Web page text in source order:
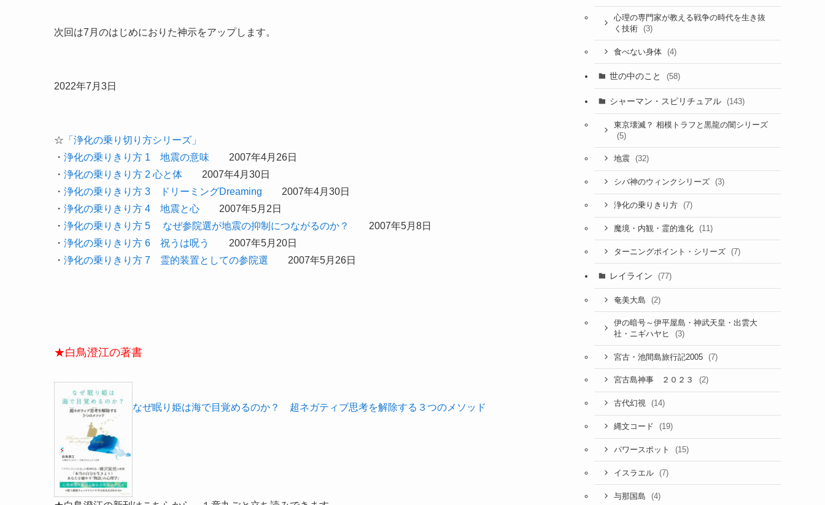
次回は7月のはじめにおりた神示をアップします。
2022年7月3日
☆ 「浄化の乗り切り方シリーズ」
・ 浄化の乗りきり方 1 地震の意味 2007年4月26日
・ 浄化の乗りきり方 2 心と体 2007年4月30日
・ 浄化の乗りきり方 3 ドリーミングDreaming 2007年4月30日
・ 浄化の乗りきり方 4 地震と心 2007年5月2日
・ 浄化の乗りきり方 5 なぜ参院選が地震の抑制につながるのか？
2007年5月8日
・ 浄化の乗りきり方 6 祝うは呪う
2007年5月20日
・ 浄化の乗りきり方 7 霊的装置としての参院選 2007年5月26日
★白鳥澄江の著書
なぜ眠り姫は海で目覚めるのか？ 超ネガティブ思考を解除する３つのメソッド
心理の専門家が教える戦争の時代を生き抜
く技術
(3)
食べない身体 (4)
世の中のこと (58)
シャーマン・スピリチュアル (143)
東京壊滅？ 相模トラフと黒龍の闇シリーズ
(5)
地震 (32)
シバ神のウィンクシリーズ (3)
浄化の乗りきり方 (7)
魔境・内観・霊的進化 (11)
ターニングポイント・シリーズ (7)
レイライン (77)
奄美大島 (2)
伊の暗号～伊平屋島・神武天皇・出雲大
社・ニギハヤヒ
(3)
宮古・池間島旅行記2005 (7)
宮古島神事 ２０２３ (2)
古代幻視 (14)
縄文コード (19)
パワースポット (15)
イスラエル (7)
与那国島 (4)